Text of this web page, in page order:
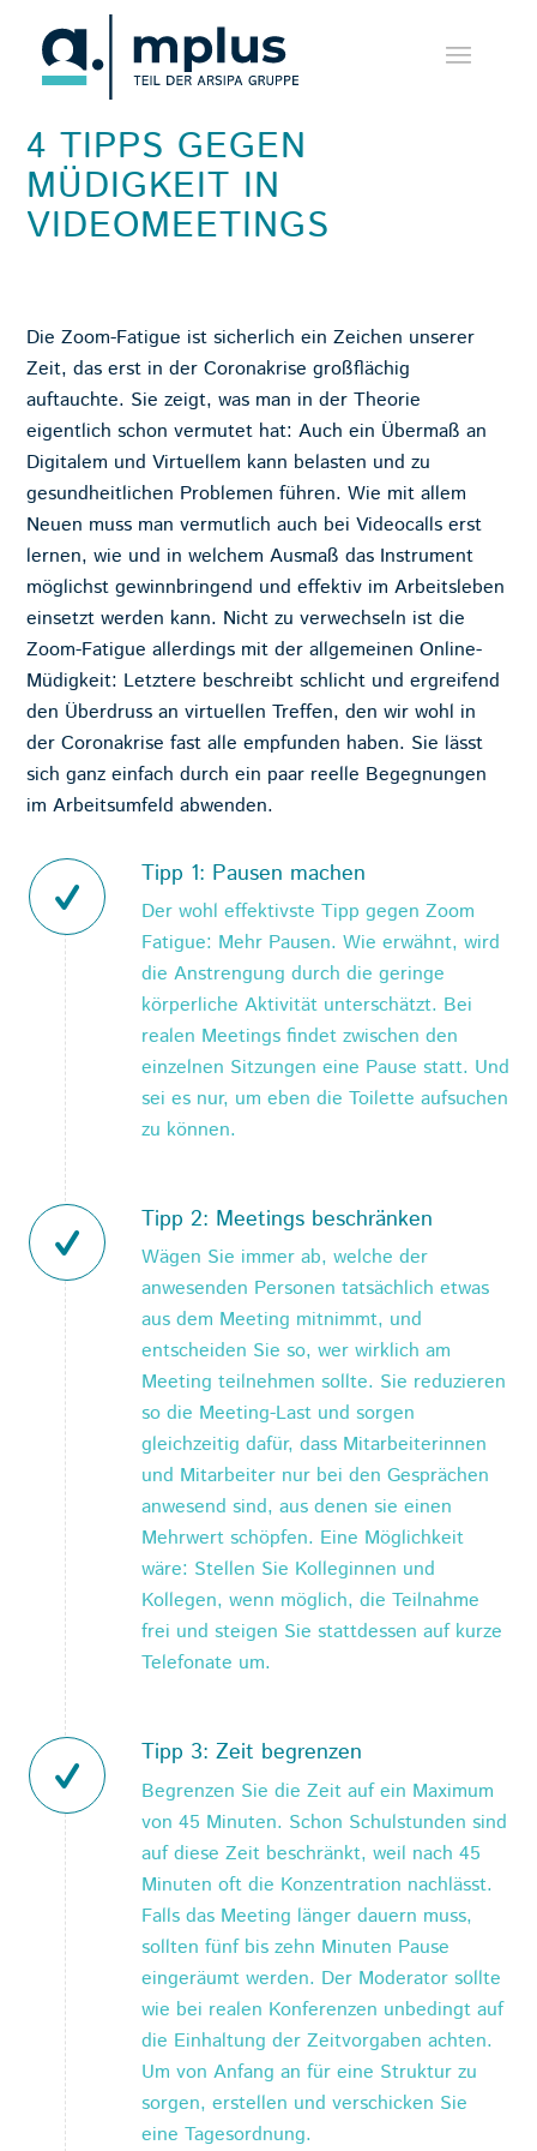
4 TIPPS GEGEN
MÜDIGKEIT IN
VIDEOMEETINGS
Die Zoom-Fatigue ist sicherlich ein Zeichen unserer
Zeit, das erst in der Coronakrise großflächig
auftauchte. Sie zeigt, was man in der Theorie
eigentlich schon vermutet hat: Auch ein Übermaß an
Digitalem und Virtuellem kann belasten und zu
gesundheitlichen Problemen führen. Wie mit allem
Neuen muss man vermutlich auch bei Videocalls erst
lernen, wie und in welchem Ausmaß das Instrument
möglichst gewinnbringend und effektiv im Arbeitsleben
einsetzt werden kann. Nicht zu verwechseln ist die
Zoom-Fatigue allerdings mit der allgemeinen Online-
Müdigkeit: Letztere beschreibt schlicht und ergreifend
den Überdruss an virtuellen Treffen, den wir wohl in
der Coronakrise fast alle empfunden haben. Sie lässt
sich ganz einfach durch ein paar reelle Begegnungen
im Arbeitsumfeld abwenden.
Tipp 1: Pausen machen
Der wohl effektivste Tipp gegen Zoom
Fatigue: Mehr Pausen. Wie erwähnt, wird
die Anstrengung durch die geringe
körperliche Aktivität unterschätzt. Bei
realen Meetings findet zwischen den
einzelnen Sitzungen eine Pause statt. Und
sei es nur, um eben die Toilette aufsuchen
zu können.
Tipp 2: Meetings beschränken
Wägen Sie immer ab, welche der
anwesenden Personen tatsächlich etwas
aus dem Meeting mitnimmt, und
entscheiden Sie so, wer wirklich am
Meeting teilnehmen sollte. Sie reduzieren
so die Meeting-Last und sorgen
gleichzeitig dafür, dass Mitarbeiterinnen
und Mitarbeiter nur bei den Gesprächen
anwesend sind, aus denen sie einen
Mehrwert schöpfen. Eine Möglichkeit
wäre: Stellen Sie Kolleginnen und
Kollegen, wenn möglich, die Teilnahme
frei und steigen Sie stattdessen auf kurze
Telefonate um.
Tipp 3: Zeit begrenzen
Begrenzen Sie die Zeit auf ein Maximum
von 45 Minuten. Schon Schulstunden sind
auf diese Zeit beschränkt, weil nach 45
Minuten oft die Konzentration nachlässt.
Falls das Meeting länger dauern muss,
sollten fünf bis zehn Minuten Pause
eingeräumt werden. Der Moderator sollte
wie bei realen Konferenzen unbedingt auf
die Einhaltung der Zeitvorgaben achten.
Um von Anfang an für eine Struktur zu
sorgen, erstellen und verschicken Sie
eine Tagesordnung.